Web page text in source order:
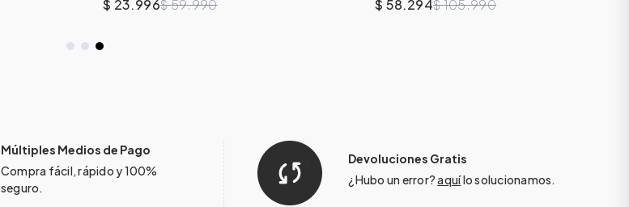
$ 23.996$ 59.990 $ 58.294$ 105.990
Múltiples Medios de Pago
Compra fácil, rápido y 100%
seguro.
Devoluciones Gratis
¿Hubo un error?aquílo solucionamos.